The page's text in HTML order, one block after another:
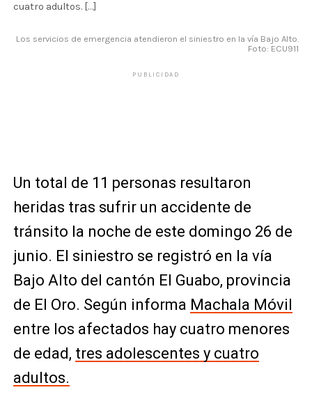
cuatro adultos. […]
Los servicios de emergencia atendieron el siniestro en la vía Bajo Alto.
Foto: ECU911
PUBLICIDAD
Un total de 11 personas resultaron
heridas tras sufrir un accidente de
tránsito la noche de este domingo 26 de
junio. El siniestro se registró en la vía
Bajo Alto del cantón El Guabo, provincia
de El Oro. Según informa Machala Móvil
entre los afectados hay cuatro menores
de edad, tres adolescentes y cuatro
adultos.